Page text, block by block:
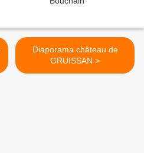
Diaporama château de
GRUISSAN >